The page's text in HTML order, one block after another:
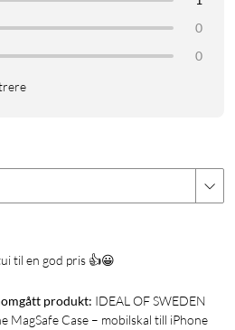
resirkulert polykarbonat
0
0
til en god pris 👍😀
produkt: IDEAL OF SWEDEN
MagSafe Case – mobilskal till iPhone